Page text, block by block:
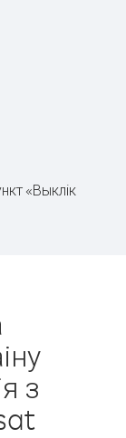
«Выклік
з